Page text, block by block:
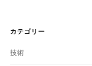
カテゴリー
技術